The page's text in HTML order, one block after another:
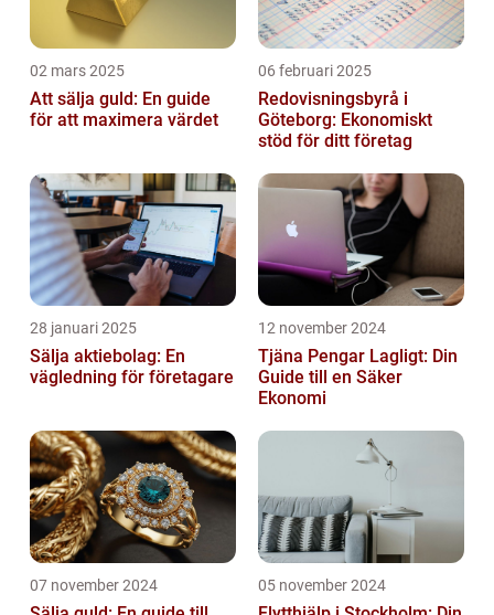
02 mars 2025
Att sälja guld: En guide
för att maximera värdet
06 februari 2025
Redovisningsbyrå i
Göteborg: Ekonomiskt
stöd för ditt företag
28 januari 2025
Sälja aktiebolag: En
vägledning för företagare
12 november 2024
Tjäna Pengar Lagligt: Din
Guide till en Säker
Ekonomi
07 november 2024 05 november 2024